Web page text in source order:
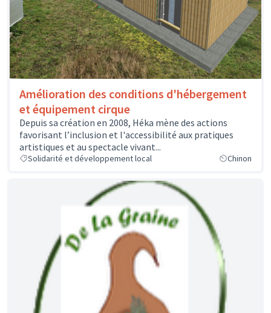
Amélioration des conditions d'hébergement
et équipement cirque
Depuis sa création en 2008, Héka mène des actions
favorisant l’inclusion et l'accessibilité aux pratiques
artistiques et au spectacle vivant...
Solidarité et développement local Chinon